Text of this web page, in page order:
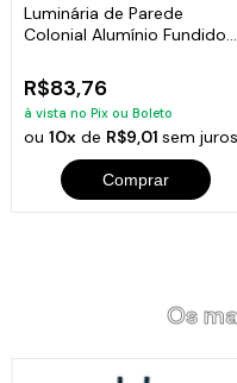
Luminária de Parede
Colonial Alumínio Fundido
R$83,76
à vista no Pix ou Boleto
ou10x de R$9,01sem juros
Comprar
Os